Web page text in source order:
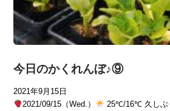
今日のかくれんぼ♪⑨
2021年9月15日
2021/09/15（Wed.）
25℃/16℃ 久しぶ